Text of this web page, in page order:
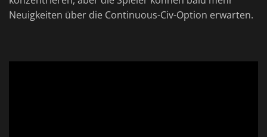
Neuigkeiten über die Continuous-Civ-Option erwarten.